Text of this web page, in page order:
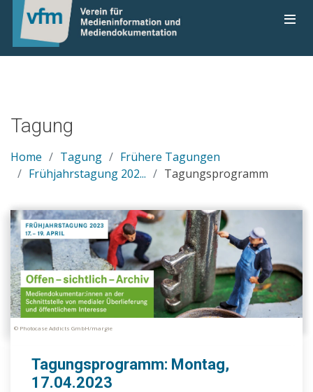
Tagung
Home Tagung
Frühere Tagungen
Frühjahrstagung 202...
Tagungsprogramm
© Photocase Addicts GmbH/margie
Tagungsprogramm: Montag,
17.04.2023